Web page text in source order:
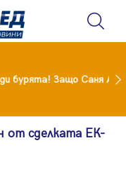
Тишина преди бурята! Защо Саня Армутлиева продължава да мълчи за раздялата с Дара?
от сделката ЕК-